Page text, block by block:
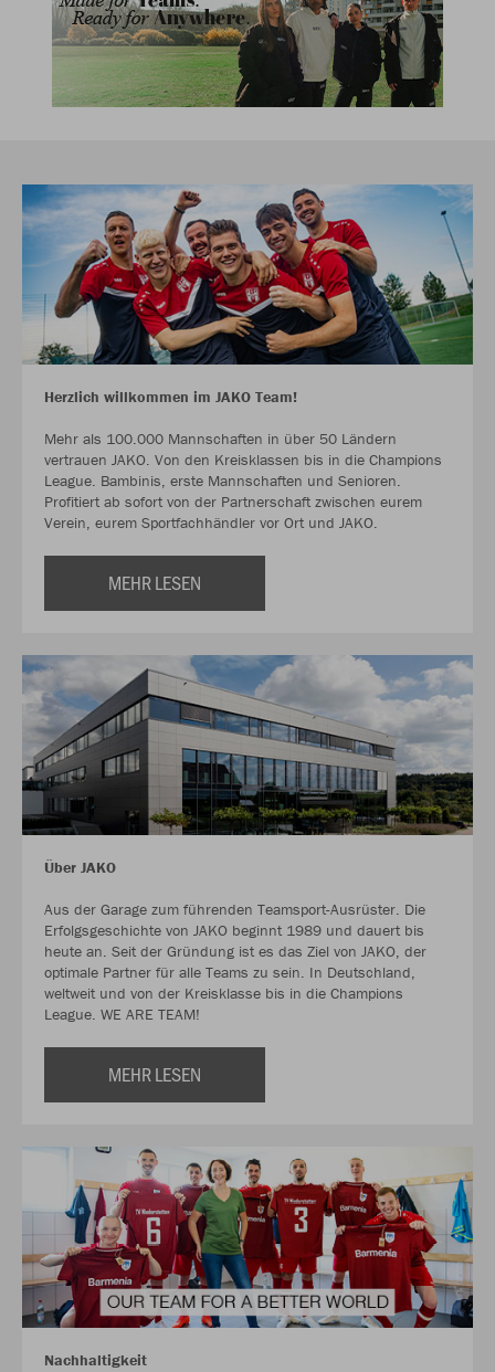
Herzlich willkommen im JAKO Team!
Mehr als 100.000 Mannschaften in über 50 Ländern
vertrauen JAKO. Von den Kreisklassen bis in die Champions
League. Bambinis, erste Mannschaften und Senioren.
Profitiert ab sofort von der Partnerschaft zwischen eurem
Verein, eurem Sportfachhändler vor Ort und JAKO.
MEHR LESEN
Über JAKO
Aus der Garage zum führenden Teamsport-Ausrüster. Die
Erfolgsgeschichte von JAKO beginnt 1989 und dauert bis
heute an. Seit der Gründung ist es das Ziel von JAKO, der
optimale Partner für alle Teams zu sein. In Deutschland,
weltweit und von der Kreisklasse bis in die Champions
League. WE ARE TEAM!
MEHR LESEN
Nachhaltigkeit